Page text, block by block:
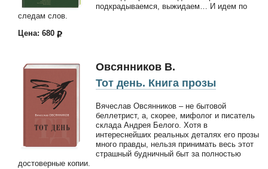
подкрадываемся, выжидаем… И идем по
следам слов.
Цена: 680
Овсянников В.
Тот день. Книга прозы
Вячеслав Овсянников – не бытовой
беллетрист, а, скорее, мифолог и писатель
склада Андрея Белого. Хотя в
интереснейших реальных деталях его прозы
много правды, нельзя принимать весь этот
страшный будничный быт за полностью
достоверные копии.